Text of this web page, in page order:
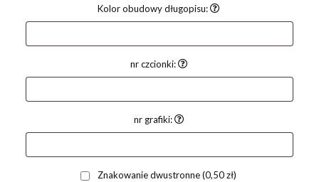
Kolor obudowy długopisu:
nr czcionki:
nr grafiki:
Znakowanie dwustronne(0,50 zł)